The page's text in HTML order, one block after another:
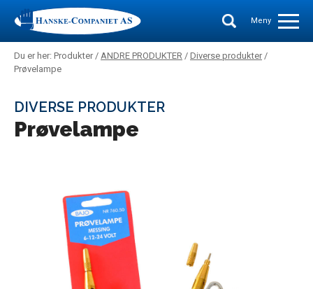
Meny
Du er her: Produkter / ANDRE PRODUKTER / Diverse produkter /
Prøvelampe
DIVERSE PRODUKTER
Prøvelampe